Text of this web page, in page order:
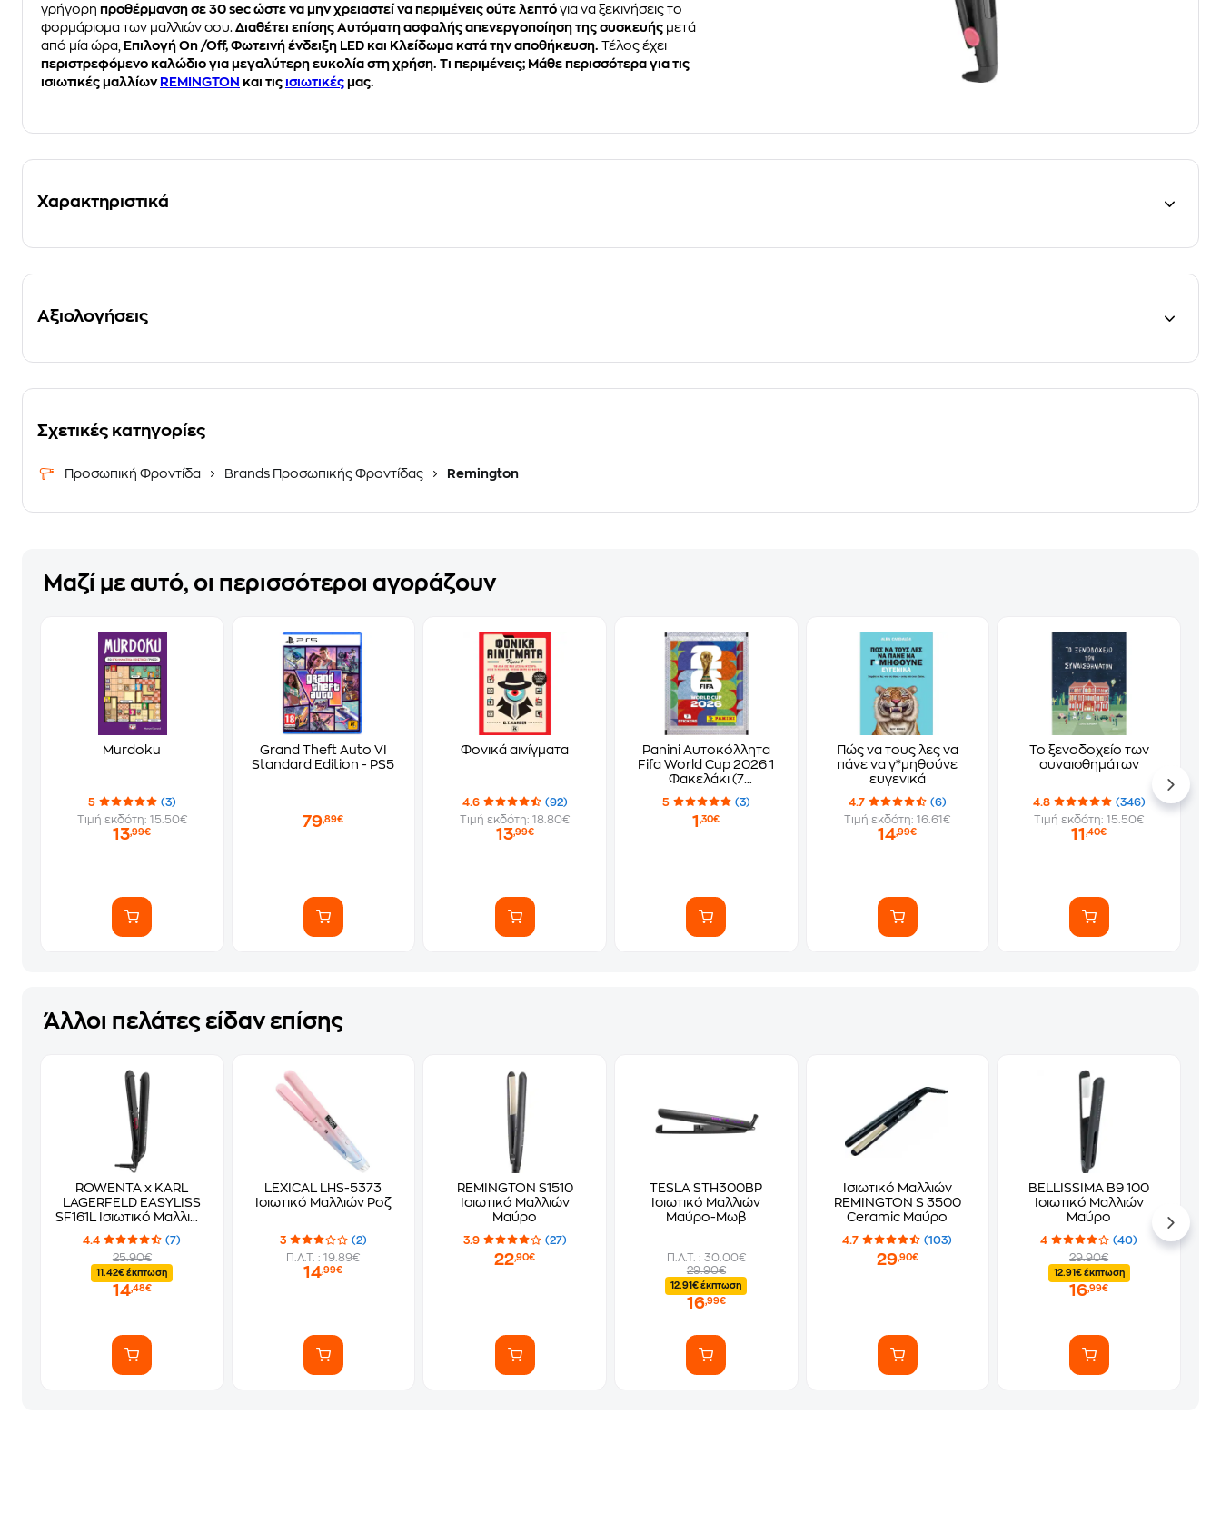
γρήγορη προθέρμανση σε 30 sec ώστε να μην χρειαστεί να περιμένεις ούτε λεπτό για να ξεκινήσεις το
φορμάρισμα των μαλλιών σου. Διαθέτει επίσης Αυτόματη ασφαλής απενεργοποίηση της συσκευής μετά
από μία ώρα, Επιλογή On /Off, Φωτεινή ένδειξη LED και Κλείδωμα κατά την αποθήκευση. Τέλος έχει
περιστρεφόμενο καλώδιο για μεγαλύτερη ευκολία στη χρήση. Τι περιμένεις; Μάθε περισσότερα για τις
ισιωτικές μαλλίων REMINGTON και τις ισιωτικές μας.
Χαρακτηριστικά
Αξιολογήσεις
Σχετικές κατηγορίες
Προσωπική Φροντίδα Brands Προσωπικής Φροντίδας Remington
Μαζί με αυτό, οι περισσότεροι αγοράζουν
Murdoku
5
(3)
Τιμή εκδότη: 15.50€
13,99€
Grand Theft Auto VI
Standard Edition - PS5
79,89€
Φονικά αινίγματα
4.6
(92)
Τιμή εκδότη: 18.80€
13,99€
Panini Αυτοκόλλητα
Fifa World Cup 2026 1
Φακελάκι (7
Αυτοκόλλητα)
5 (3)
1,30€
Πώς να τους λες να
πάνε να γ*μηθούνε
ευγενικά
4.7
(6)
Τιμή εκδότη: 16.61€
14,99€
Το ξενοδοχείο των
συναισθημάτων
4.8
(346)
Τιμή εκδότη: 15.50€
11,40€
Άλλοι πελάτες είδαν επίσης
ROWENTA x KARL
LAGERFELD EASYLISS
SF161L Ισιωτικό Μαλλιών
Μαύρο
4.4
(7)
25.90€
11.42€ έκπτωση
14,48€
LEXICAL LHS-5373
Ισιωτικό Μαλλιών Ροζ
3
(2)
Π.Λ.Τ. : 19.89€
14,99€
REMINGTON S1510
Ισιωτικό Μαλλιών
Μαύρο
3.9 (27)
22,90€
TESLA STH300BP
Ισιωτικό Μαλλιών
Μαύρο-Μωβ
Π.Λ.Τ. : 30.00€
29.90€
12.91€ έκπτωση
16,99€
Ισιωτικό Μαλλιών
REMINGTON S 3500
Ceramic Μαύρο
4.7 (103)
29,90€
BELLISSIMA B9 100
Ισιωτικό Μαλλιών
Μαύρο
4
(40)
29.90€
12.91€ έκπτωση
16,99€